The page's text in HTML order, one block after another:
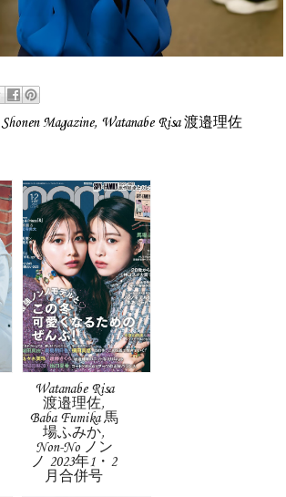
Shonen Magazine, Watanabe Risa 渡邉理佐
Watanabe Risa
渡邉理佐,
Baba Fumika 馬
場ふみか,
Non-No ノン
ノ 2023年1・2
月合併号